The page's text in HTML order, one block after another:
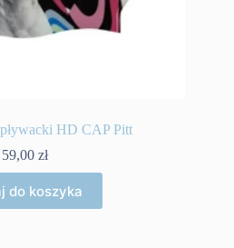
HD CAP Pitt
59,00 zł
do koszyka